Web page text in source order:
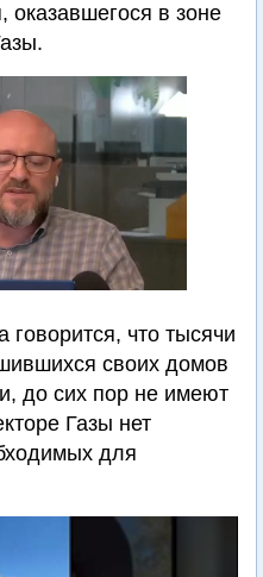
оказавшегося в зоне
говорится, что тысячи
своих домов
до сих пор не имеют
Газы нет
для